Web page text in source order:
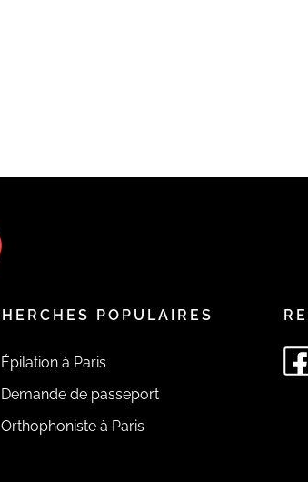
POPULAIRES
Épilation à Paris
Demande de passeport
Orthophoniste à Paris